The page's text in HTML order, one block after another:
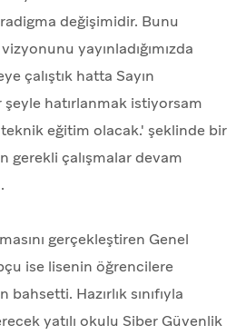
değişimidir. Bunu
yayınladığımızda
çalıştık hatta Sayın
şeyle hatırlanmak istiyorsam
eğitim olacak.' şeklinde bir
gerekli çalışmalar devam
gerçekleştiren Genel
ise lisenin öğrencilere
Hazırlık sınıfıyla
yatılı okulu Siber Güvenlik